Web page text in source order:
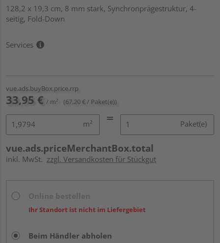
128,2 x 19,3 cm, 8 mm stark, Synchronprägestruktur, 4-
seitig, Fold-Down
Services
vue.ads.buyBox.price.rrp
33,95 € / m² (67,20 € / Paket(e))
m² Paket(e)
vue.ads.priceMerchantBox.total
inkl. MwSt. zzgl. Versandkosten für Stückgut
Ihr Standort ist nicht im Liefergebiet
Beim Händler abholen